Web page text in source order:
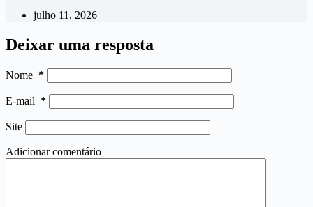
julho 11, 2026
Deixar uma resposta
Nome *
E-mail *
Site
Adicionar comentário